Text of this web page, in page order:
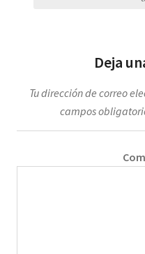
Deja
Tu dirección de correo
campos